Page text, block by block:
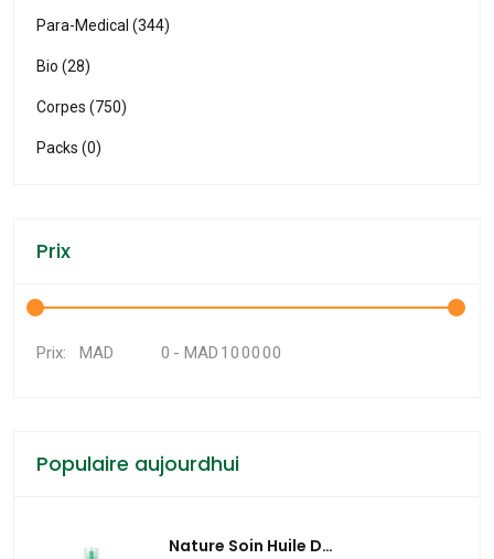
Para-Medical (344)
Bio (28)
Corpes (750)
Packs (0)
Prix
Prix: MAD - MAD
Populaire aujourdhui
Nature Soin Huile De